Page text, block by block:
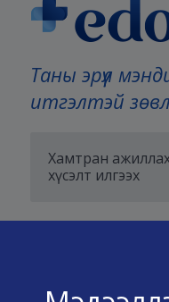
Таны эрүүл
итгэлтэй
Хамтран
хүсэлт илгээх